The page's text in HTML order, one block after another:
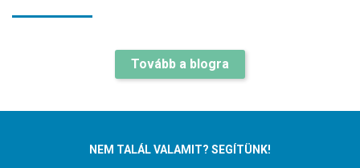
Tovább a blogra
NEM TALÁL VALAMIT? SEGÍTÜNK!